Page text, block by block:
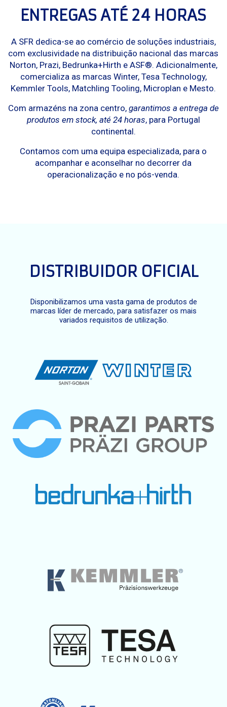
ENTREGAS ATÉ 24 HORAS
A SFR dedica-se ao comércio de soluções industriais,
com exclusividade na distribuição nacional das marcas
Norton, Prazi, Bedrunka+Hirth e ASF®. Adicionalmente,
comercializa as marcas Winter, Tesa Technology,
Kemmler Tools, Matchling Tooling, Microplan e Mesto.
Com armazéns na zona centro, garantimos a entrega de
produtos em stock, até 24 horas, para Portugal
continental.
Contamos com uma equipa especializada, para o
acompanhar e aconselhar no decorrer da
operacionalização e no pós-venda.
DISTRIBUIDOR OFICIAL
Disponibilizamos uma vasta gama de produtos de
marcas líder de mercado, para satisfazer os mais
variados requisitos de utilização.